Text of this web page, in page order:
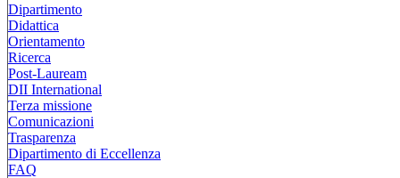
Dipartimento
Didattica
Orientamento
Ricerca
Post-Lauream
DII International
Terza missione
Comunicazioni
Trasparenza
Dipartimento di Eccellenza
FAQ